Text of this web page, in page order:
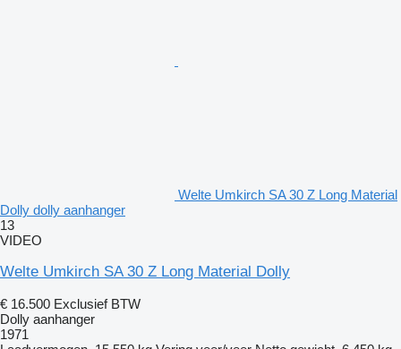
Welte Umkirch SA 30 Z Long Material
Dolly dolly aanhanger
13
VIDEO
Welte Umkirch SA 30 Z Long Material Dolly
€ 16.500 Exclusief BTW
Dolly aanhanger
1971